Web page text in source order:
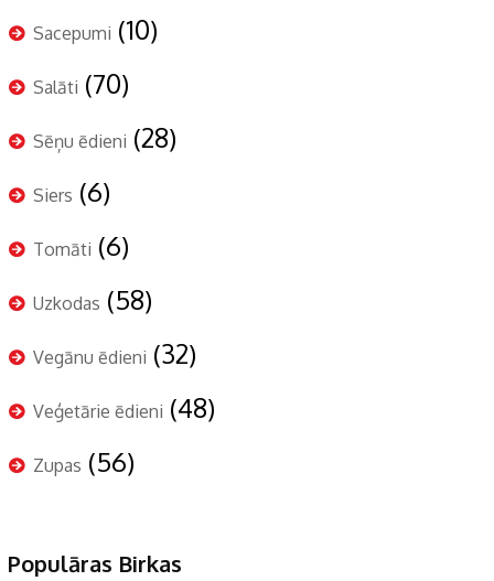
Sacepumi (10)
Salāti (70)
Sēņu ēdieni (28)
Siers (6)
Tomāti (6)
Uzkodas (58)
Vegānu ēdieni (32)
Veģetārie ēdieni (48)
Zupas (56)
Populāras Birkas